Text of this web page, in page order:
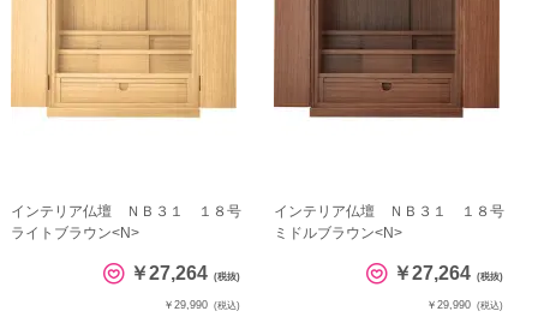
インテリア仏壇 ＮＢ３１ １８号
ライトブラウン<N>
￥27,264 (税抜)
￥29,990 (税込)
インテリア仏壇 ＮＢ３１ １８号
ミドルブラウン<N>
￥27,264 (税抜)
￥29,990 (税込)